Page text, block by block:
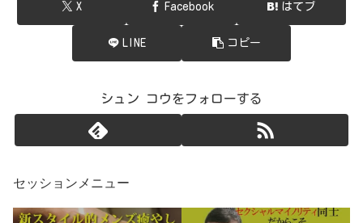
X Facebook はてブ
LINE コピー
シュン コウをフォローする
セッションメニュー